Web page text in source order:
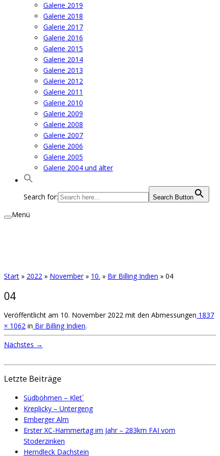
Galerie 2019
Galerie 2018
Galerie 2017
Galerie 2016
Galerie 2015
Galerie 2014
Galerie 2013
Galerie 2012
Galerie 2011
Galerie 2010
Galerie 2009
Galerie 2008
Galerie 2007
Galerie 2006
Galerie 2005
Galerie 2004 und älter
Search for: Search Button
Menü
Start » 2022 » November » 10. » Bir Billing Indien » 04
04
Veröffentlicht am 10. November 2022 mit den Abmessungen 1837
× 1062 in Bir Billing Indien.
Nächstes →
Letzte Beiträge
Südböhmen – Klet´
Kreplicky – Untergeng
Emberger Alm
Erster XC-Hammertag im Jahr – 283km FAI vom
Stoderzinken
Herndleck Dachstein